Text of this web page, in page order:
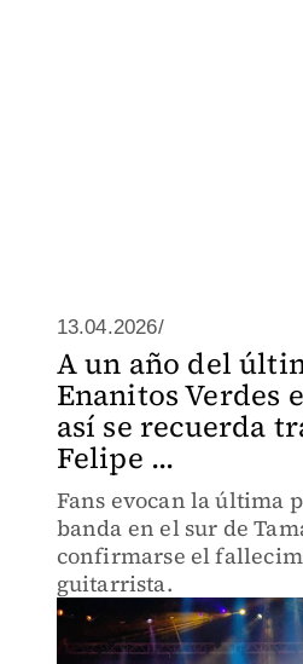
13.04.2026/
A un año del
Enanitos Verdes
así se recuerda
Felipe ...
Fans evocan la última
banda en el sur de
confirmarse el
guitarrista.